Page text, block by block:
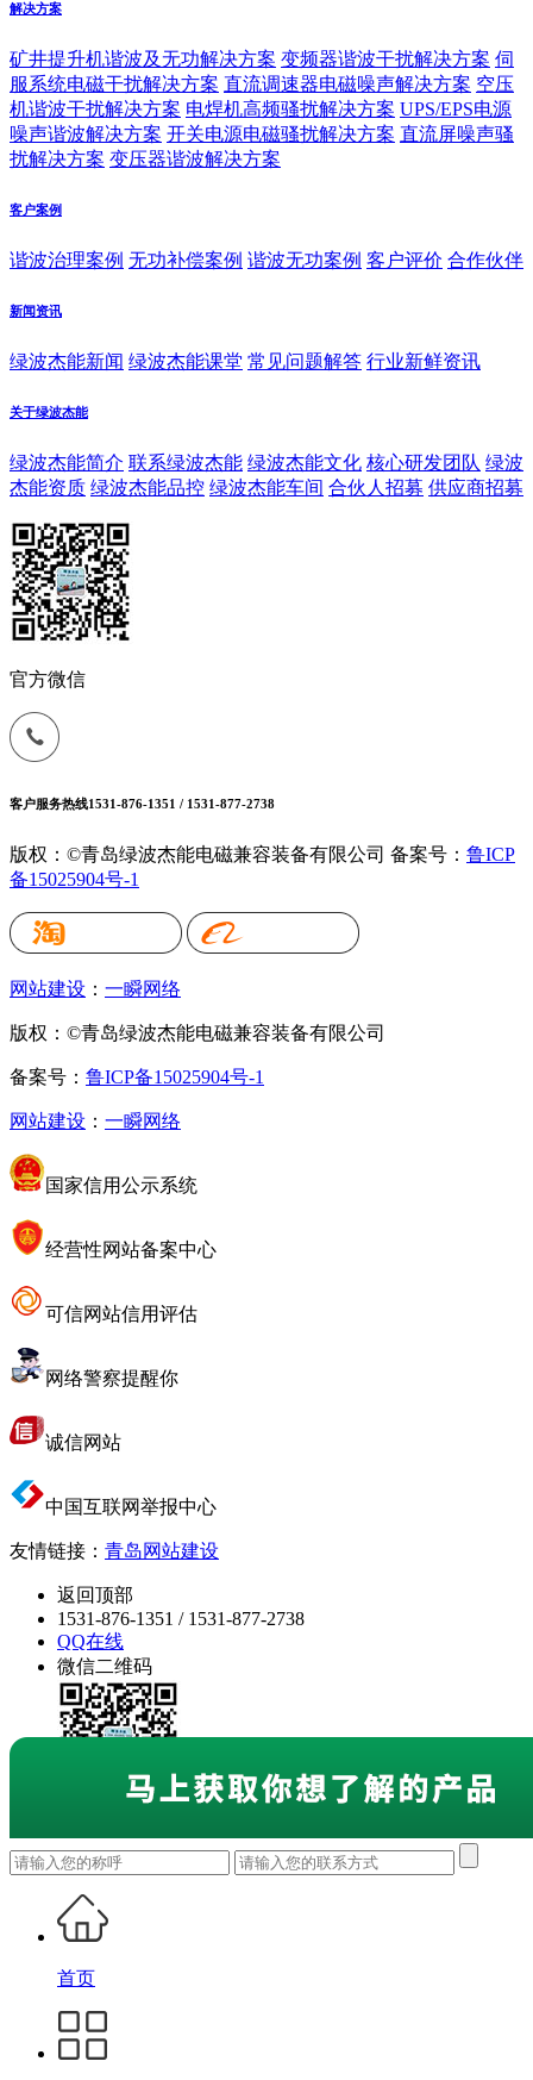
解决方案
矿井提升机谐波及无功解决方案 变频器谐波干扰解决方案 伺
服系统电磁干扰解决方案 直流调速器电磁噪声解决方案 空压
机谐波干扰解决方案 电焊机高频骚扰解决方案 UPS/EPS电源
噪声谐波解决方案 开关电源电磁骚扰解决方案 直流屏噪声骚
扰解决方案 变压器谐波解决方案
客户案例
谐波治理案例 无功补偿案例 谐波无功案例 客户评价 合作伙伴
新闻资讯
绿波杰能新闻 绿波杰能课堂 常见问题解答 行业新鲜资讯
关于绿波杰能
绿波杰能简介 联系绿波杰能 绿波杰能文化 核心研发团队 绿波
杰能资质 绿波杰能品控 绿波杰能车间 合伙人招募 供应商招募
官方微信
客户服务热线1531-876-1351 / 1531-877-2738
版权：©青岛绿波杰能电磁兼容装备有限公司 备案号： 鲁ICP
备15025904号-1
网站建设 ： 一瞬网络
版权：©青岛绿波杰能电磁兼容装备有限公司
备案号： 鲁ICP备15025904号-1
网站建设 ： 一瞬网络
国家信用公示系统
经营性网站备案中心
可信网站信用评估
网络警察提醒你
诚信网站
中国互联网举报中心
友情链接： 青岛网站建设
返回顶部
1531-876-1351 / 1531-877-2738
QQ在线
微信二维码
首页